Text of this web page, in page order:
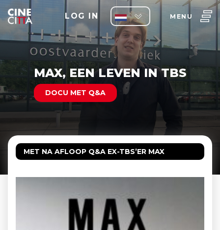
LOG IN MENU
MAX, EEN LEVEN IN TBS
DOCU MET Q&A
MET NA AFLOOP Q&A EX-TBS’ER MAX